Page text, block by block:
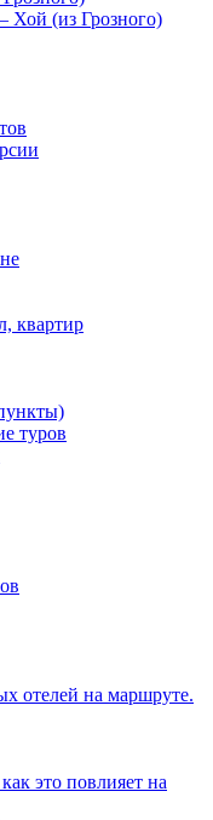
(из Грозного)
квартир
туров
отелей на маршруте.
это повлияет на